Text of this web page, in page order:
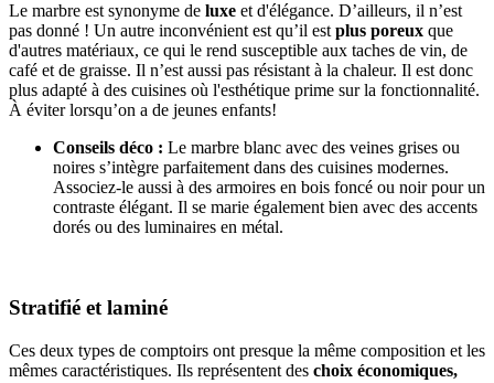
Le marbre est synonyme de luxe et d'élégance. D’ailleurs, il n’est
pas donné ! Un autre inconvénient est qu’il est plus poreux que
d'autres matériaux, ce qui le rend susceptible aux taches de vin, de
café et de graisse. Il n’est aussi pas résistant à la chaleur. Il est donc
plus adapté à des cuisines où l'esthétique prime sur la fonctionnalité.
À éviter lorsqu’on a de jeunes enfants!
Conseils déco : Le marbre blanc avec des veines grises ou
noires s’intègre parfaitement dans des cuisines modernes.
Associez-le aussi à des armoires en bois foncé ou noir pour un
contraste élégant. Il se marie également bien avec des accents
dorés ou des luminaires en métal.
Stratifié et laminé
Ces deux types de comptoirs ont presque la même composition et les
mêmes caractéristiques. Ils représentent des choix économiques,